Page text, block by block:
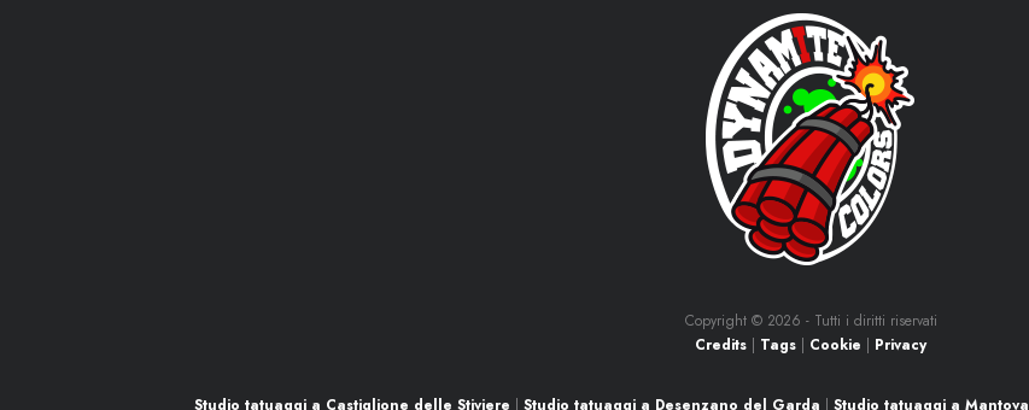
Copyright © 2026 - Tutti i diritti riservati
Credits | Tags | Cookie | Privacy
Studio tatuaggi a Castiglione delle Stiviere | Studio tatuaggi a Desenzano del Garda | Studio tatuaggi a Mantova